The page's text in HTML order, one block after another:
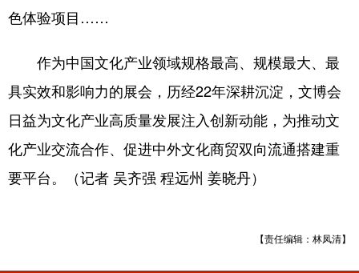
色体验项目……
作为中国文化产业领域规格最高、规模最大、最
具实效和影响力的展会，历经22年深耕沉淀，文博会
日益为文化产业高质量发展注入创新动能，为推动文
化产业交流合作、促进中外文化商贸双向流通搭建重
要平台。（记者 吴齐强 程远州 姜晓丹）
【责任编辑：林凤清】